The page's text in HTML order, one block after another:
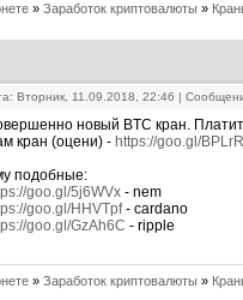
» Заработок криптовалюты »
Вторник, 11.09.2018, 22:46 |
новый BTC кран.
кран (оцени) - https://goo.gl/
подобные:
goo.gl/5j6WVx - nem
goo.gl/HHVTpf- cardano
goo.gl/GzAh6C - ripple
» Заработок криптовалюты »